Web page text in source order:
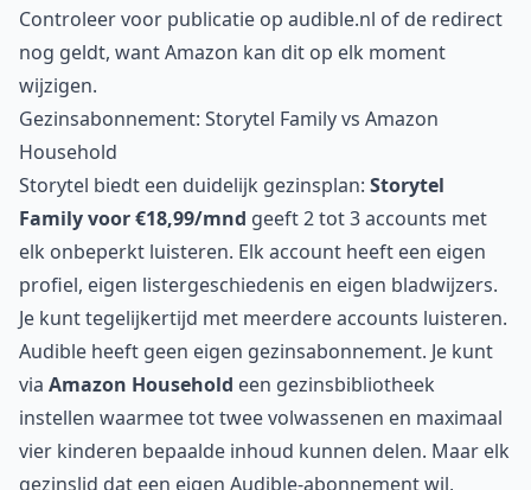
Controleer voor publicatie op audible.nl of de redirect
nog geldt, want Amazon kan dit op elk moment
wijzigen.
Gezinsabonnement: Storytel Family vs Amazon
Household
Storytel biedt een duidelijk gezinsplan: Storytel
Family voor €18,99/mnd geeft 2 tot 3 accounts met
elk onbeperkt luisteren. Elk account heeft een eigen
profiel, eigen listergeschiedenis en eigen bladwijzers.
Je kunt tegelijkertijd met meerdere accounts luisteren.
Audible heeft geen eigen gezinsabonnement. Je kunt
via Amazon Household een gezinsbibliotheek
instellen waarmee tot twee volwassenen en maximaal
vier kinderen bepaalde inhoud kunnen delen. Maar elk
gezinslid dat een eigen Audible-abonnement wil,